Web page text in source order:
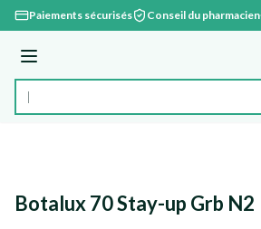
Aller au contenu
Paiements sécurisés Conseil du pharmacien
Menu
Rechercher
Botalux 70 Stay-up Grb N2